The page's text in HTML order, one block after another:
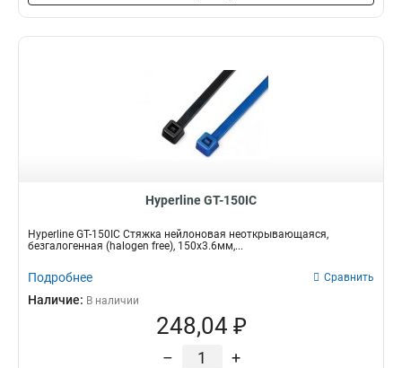
Hyperline GT-150IC
Hyperline GT-150IC Стяжка нейлоновая неоткрывающаяся,
безгалогенная (halogen free), 150x3.6мм,...
Подробнее Сравнить
Наличие: В наличии
248,04 ₽
– +